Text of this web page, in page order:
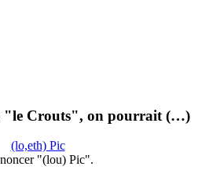
"le Crouts", on pourrait (…)
(lo,eth) Pic
"(lou) Pic".